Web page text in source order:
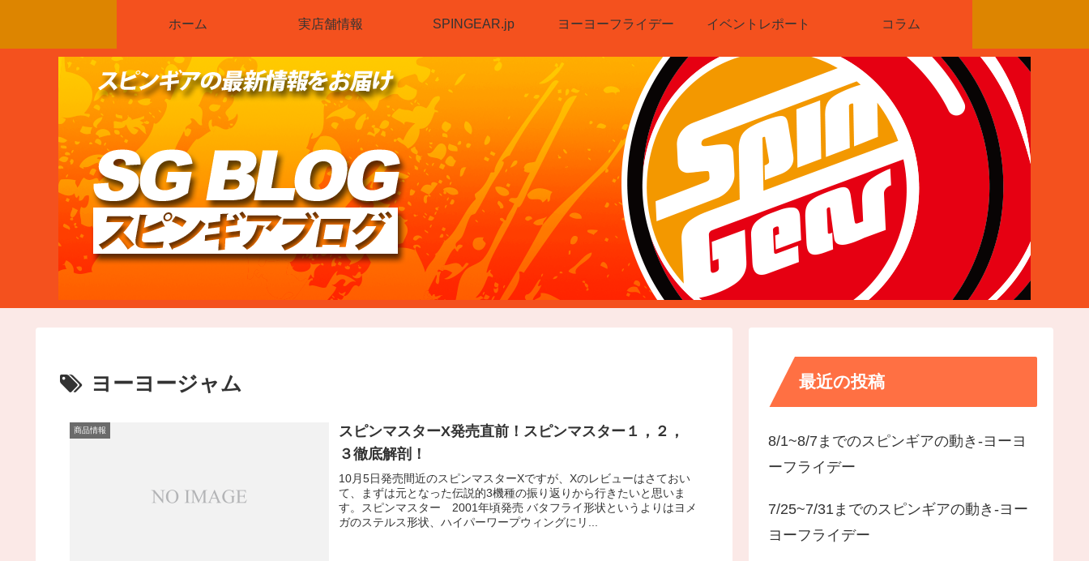
ホーム 実店舗情報 SPINGEAR.jp ヨーヨーフライデー イベントレポート コラム
ヨーヨージャム
商品情報
スピンマスターX発売直前！スピンマスター１，２，
３徹底解剖！
10月5日発売間近のスピンマスターXですが、Xのレビューはさておい
て、まずは元となった伝説的3機種の振り返りから行きたいと思いま
す。スピンマスター 2001年頃発売 バタフライ形状というよりはヨメ
ガのステルス形状、ハイパーワープウィングにリ...
最近の投稿
8/1~8/7までのスピンギアの動き-ヨーヨ
ーフライデー
7/25~7/31までのスピンギアの動き-ヨー
ヨーフライデー